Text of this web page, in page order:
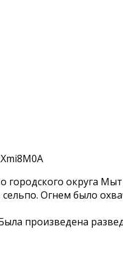
городского округа
Огнем было
произведена